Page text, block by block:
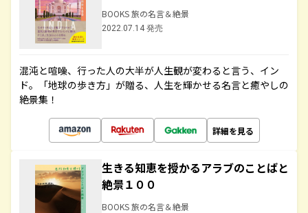
BOOKS 旅の名言＆絶景
2022.07.14 発売
混沌と喧噪、行った人の大半が人生観が変わると言う、イン
ド。「地球の歩き方」が贈る、人生を輝かせる名言と癒やしの
絶景集！
詳細を見る
生きる知恵を授かるアラブのことばと
絶景１００
BOOKS 旅の名言＆絶景